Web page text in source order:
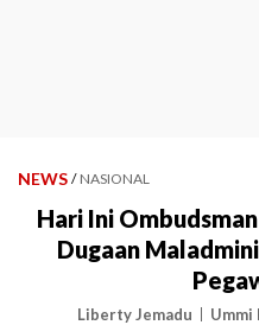
NEWS / NASIONAL
Hari Ini
Dugaan
Liberty Jemadu Ummi